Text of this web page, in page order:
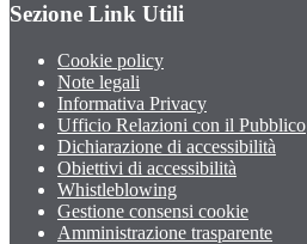
Sezione Link Utili
Cookie policy
Note legali
Informativa Privacy
Ufficio Relazioni con il Pubblico
Dichiarazione di accessibilità
Obiettivi di accessibilità
Whistleblowing
Gestione consensi cookie
Amministrazione trasparente